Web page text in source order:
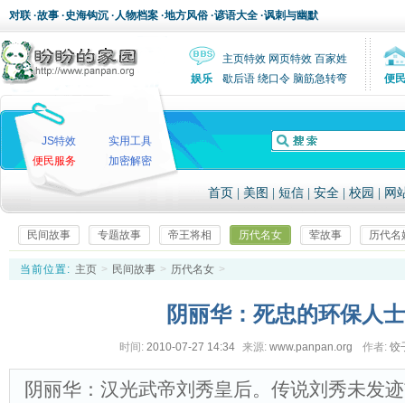
对联 ·故事 ·史海钩沉 ·人物档案 ·地方风俗 ·谚语大全 ·讽刺与幽默
主页特效 网页特效 百家姓
娱乐
歇后语 绕口令 脑筋急转弯 便民
JS特效
实用工具
便民服务
加密解密
首页 美图 短信 安全 校园 网
民间故事 专题故事 帝王将相 历代名女 荤故事 历代名
当前位置: 主页 > 民间故事 > 历代名女 >
阴丽华：死忠的环保人士
时间: 2010-07-27 14:34 来源: www.panpan.org 作者: 饺
阴丽华：汉光武帝刘秀皇后。传说刘秀未发